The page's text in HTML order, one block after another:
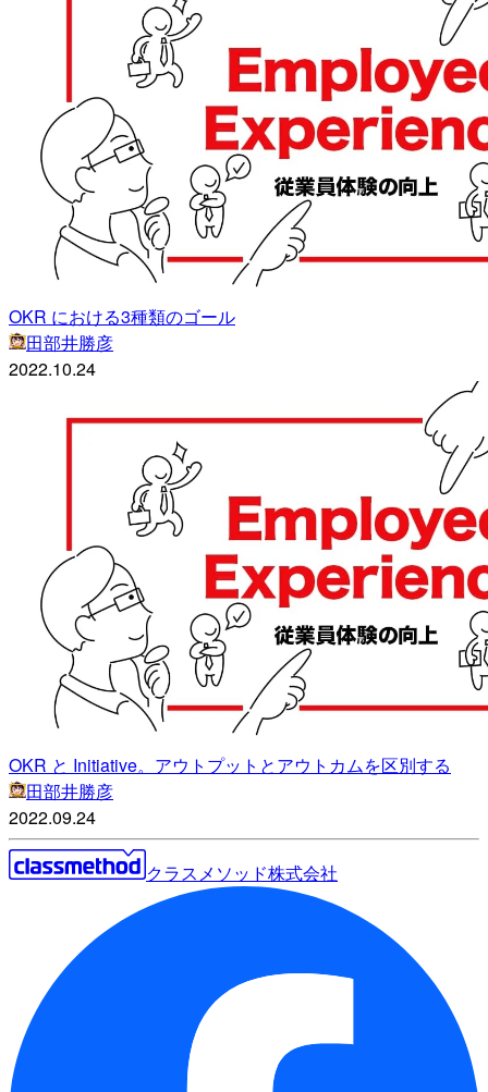
OKR における3種類のゴール
田部井勝彦
2022.10.24
OKR と Initiative。アウトプットとアウトカムを区別する
田部井勝彦
2022.09.24
クラスメソッド株式会社